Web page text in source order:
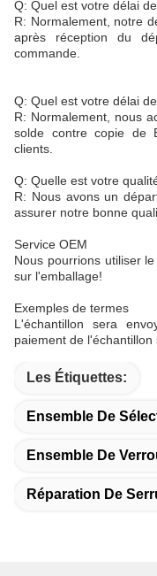
Q: Quel est votre délai
R: Normalement, notre
après réception du
commande.
Q: Quel est votre délai
R: Normalement, nous
solde contre copie de
clients.
Q: Quelle est votre
R: Nous avons un
assurer notre bonne
Service OEM
Nous pourrions utiliser
sur l'emballage!
Exemples de termes
L'échantillon sera
paiement de l'échantillon
Les Étiquettes:
Ensemble De
Ensemble De
Réparation De